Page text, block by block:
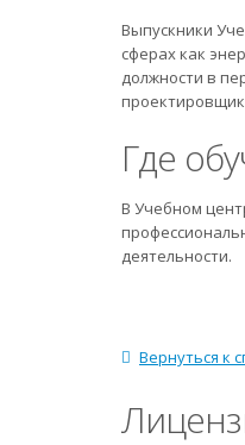
Выпускники
сферах как
должности в
Где
В Учебном
деятельности.
Вернуться к